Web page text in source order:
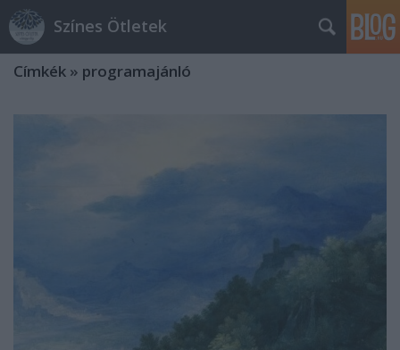
Színes Ötletek
Címkék » programajánló